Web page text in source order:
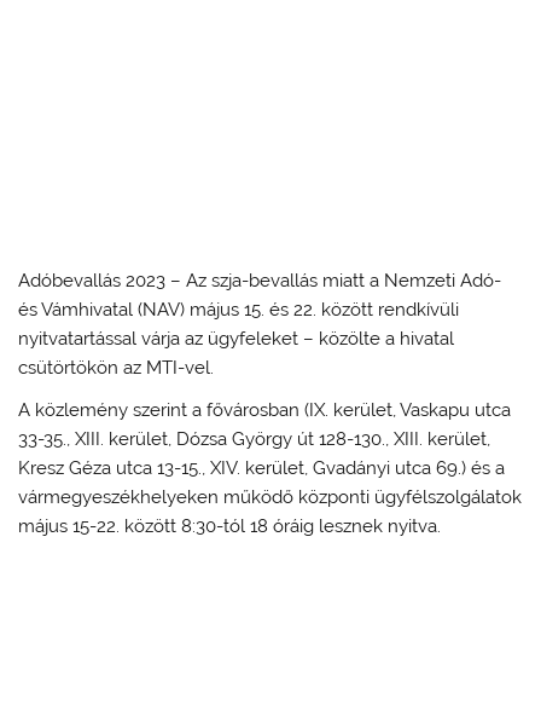
Adóbevallás 2023 – Az szja-bevallás miatt a Nemzeti Adó-
és Vámhivatal (NAV) május 15. és 22. között rendkívüli
nyitvatartással várja az ügyfeleket – közölte a hivatal
csütörtökön az MTI-vel.
A közlemény szerint a fővárosban (IX. kerület, Vaskapu utca
33-35., XIII. kerület, Dózsa György út 128-130., XIII. kerület,
Kresz Géza utca 13-15., XIV. kerület, Gvadányi utca 69.) és a
vármegyeszékhelyeken működő központi ügyfélszolgálatok
május 15-22. között 8:30-tól 18 óráig lesznek nyitva.